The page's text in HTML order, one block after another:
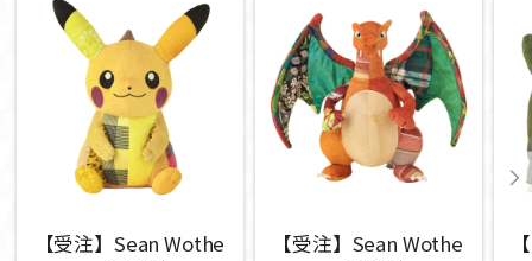
【受注】Sean Wothe
【受注】Sean Wothe